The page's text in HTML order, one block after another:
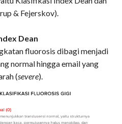
& Fejerskov).
Dean
fluorosis dibagi menjadi
normal hingga email yang
(severe).